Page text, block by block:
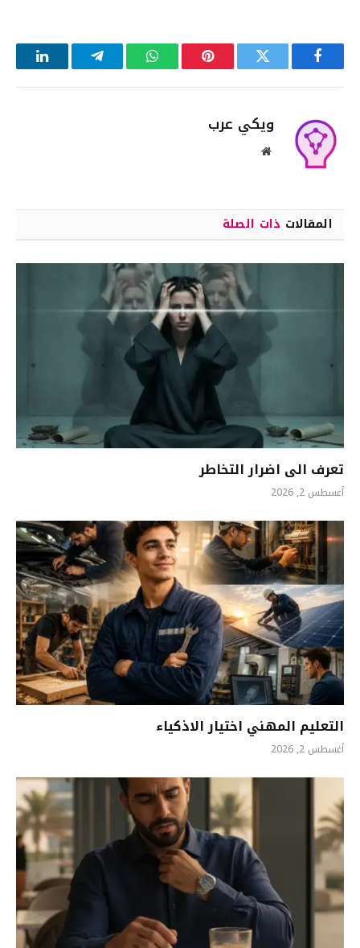
فيسبوك تويتر بينتيريستواتساب تيلقرام لينكدإن
ويكي عرب
موقع
المقالات ذات الصلة
تعرف الى اضرار التخاطر
أغسطس 2, 2026
التعليم المهني اختيار الاذكياء
أغسطس 2, 2026